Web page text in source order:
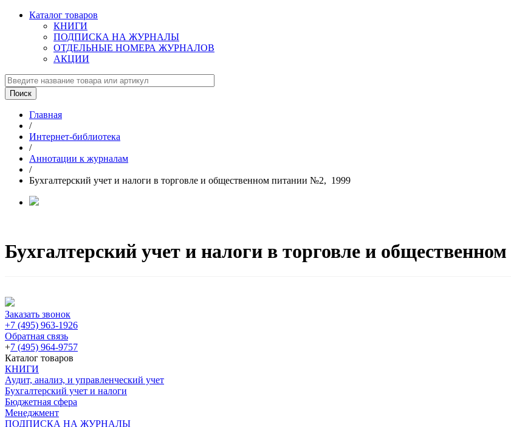
Каталог товаров
КНИГИ
ПОДПИСКА НА ЖУРНАЛЫ
ОТДЕЛЬНЫЕ НОМЕРА ЖУРНАЛОВ
АКЦИИ
Главная
/
Интернет-библиотека
/
Аннотации к журналам
/
Бухгалтерский учет и налоги в торговле и общественном питании №2, 1999
Бухгалтерский учет и налоги в торговле и
Заказать звонок
+7 (495) 963-1926
Обратная связь
+7 (495) 964-9757
Каталог товаров
КНИГИ
Аудит, анализ, и управленческий учет
Бухгалтерский учет и налоги
Бюджетная сфера
Менеджмент
ПОДПИСКА НА ЖУРНАЛЫ